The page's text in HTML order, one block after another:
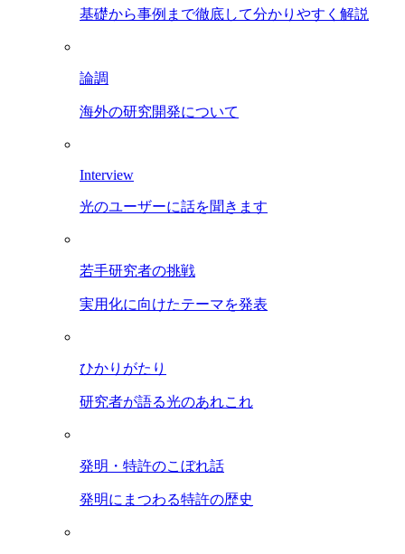
基礎から事例まで徹底して分かりやすく解説
論調
海外の研究開発について
Interview
光のユーザーに話を聞きます
若手研究者の挑戦
実用化に向けたテーマを発表
ひかりがたり
研究者が語る光のあれこれ
発明・特許のこぼれ話
発明にまつわる特許の歴史